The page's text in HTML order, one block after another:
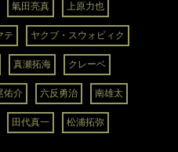
氣田亮真 上原力也
テ ヤクブ・スウォビィク
真瀬拓海 クレーベ
佑介 六反勇治 南雄太
田代真一 松浦拓弥